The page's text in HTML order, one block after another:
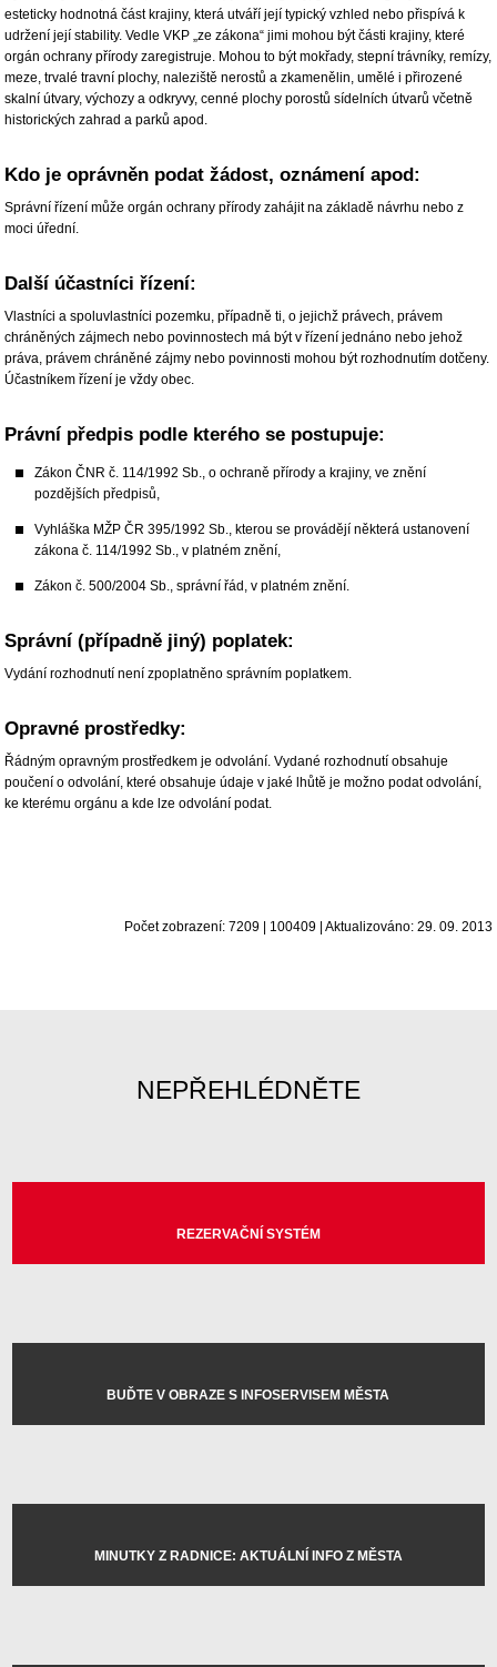
esteticky hodnotná část krajiny, která utváří její typický vzhled nebo přispívá k
udržení její stability. Vedle VKP „ze zákona“ jimi mohou být části krajiny, které
orgán ochrany přírody zaregistruje. Mohou to být mokřady, stepní trávníky, remízy,
meze, trvalé travní plochy, naleziště nerostů a zkamenělin, umělé i přirozené
skalní útvary, výchozy a odkryvy, cenné plochy porostů sídelních útvarů včetně
historických zahrad a parků apod.
Kdo je oprávněn podat žádost, oznámení apod:
Správní řízení může orgán ochrany přírody zahájit na základě návrhu nebo z
moci úřední.
Další účastníci řízení:
Vlastníci a spoluvlastníci pozemku, případně ti, o jejichž právech, právem
chráněných zájmech nebo povinnostech má být v řízení jednáno nebo jehož
práva, právem chráněné zájmy nebo povinnosti mohou být rozhodnutím dotčeny.
Účastníkem řízení je vždy obec.
Právní předpis podle kterého se postupuje:
Zákon ČNR č. 114/1992 Sb., o ochraně přírody a krajiny, ve znění
pozdějších předpisů,
Vyhláška MŽP ČR 395/1992 Sb., kterou se provádějí některá ustanovení
zákona č. 114/1992 Sb., v platném znění,
Zákon č. 500/2004 Sb., správní řád, v platném znění.
Správní (případně jiný) poplatek:
Vydání rozhodnutí není zpoplatněno správním poplatkem.
Opravné prostředky:
Řádným opravným prostředkem je odvolání. Vydané rozhodnutí obsahuje
poučení o odvolání, které obsahuje údaje v jaké lhůtě je možno podat odvolání,
ke kterému orgánu a kde lze odvolání podat.
Počet zobrazení: 7209 | 100409 | Aktualizováno: 29. 09. 2013
NEPŘEHLÉDNĚTE
REZERVAČNÍ SYSTÉM
BUĎTE V OBRAZE S INFOSERVISEM MĚSTA
MINUTKY Z RADNICE: AKTUÁLNÍ INFO Z MĚSTA